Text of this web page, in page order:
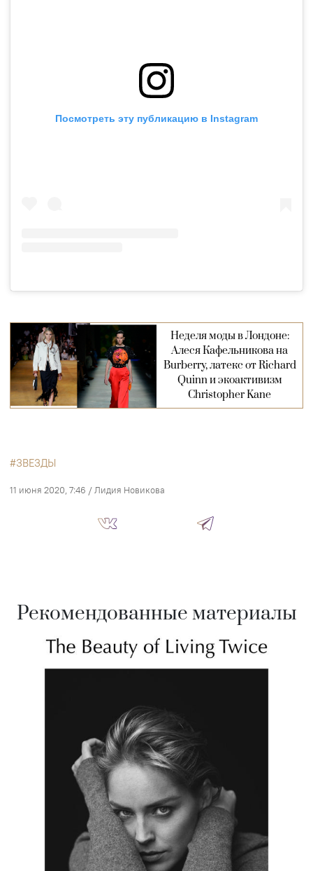
Посмотреть эту публикацию в Instagram
Неделя моды в Лондоне:
Алеся Кафельникова на
Burberry, латекс от Richard
Quinn и экоактивизм
Christopher Kane
ЗВЕЗДЫ
11 июня 2020, 7:46 / Лидия Новикова
Рекомендованные материалы